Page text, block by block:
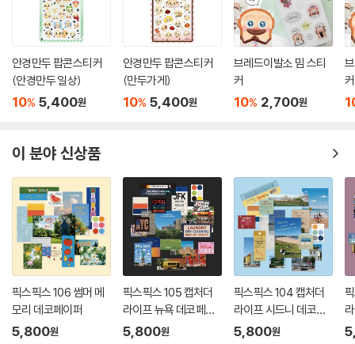
안경만두 팝콘스티커
(안경만두 일상)
10% 5,400원
안경만두 팝콘스티커
(만두가게)
10% 5,400원
브레드이발소 밈 스티
커
10% 2,700원
커
이 분야 신상품
픽스픽스 106 썸머 메
모리 데코페이퍼
5,800원
픽스픽스 105 캡처더
라이프 뉴욕 데코페이
퍼
5,800원
픽스픽스 104 캡처더
라이프 시드니 데코페
이퍼
5,800원